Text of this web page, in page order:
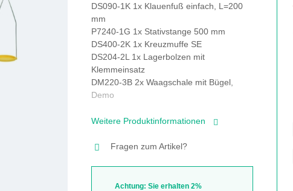
DS090-1K 1x Klauenfuß einfach, L=200
mm
P7240-1G 1x Stativstange 500 mm
DS400-2K 1x Kreuzmuffe SE
DS204-2L 1x Lagerbolzen mit
Klemmeinsatz
DM220-3B 2x Waagschale mit Bügel,
Demo
Weitere Produktinformationen
Fragen zum Artikel?
Achtung: Sie erhalten 2%